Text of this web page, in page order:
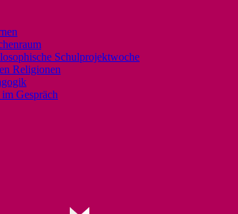
Schulprojektwoche
Religionen
Gespräch